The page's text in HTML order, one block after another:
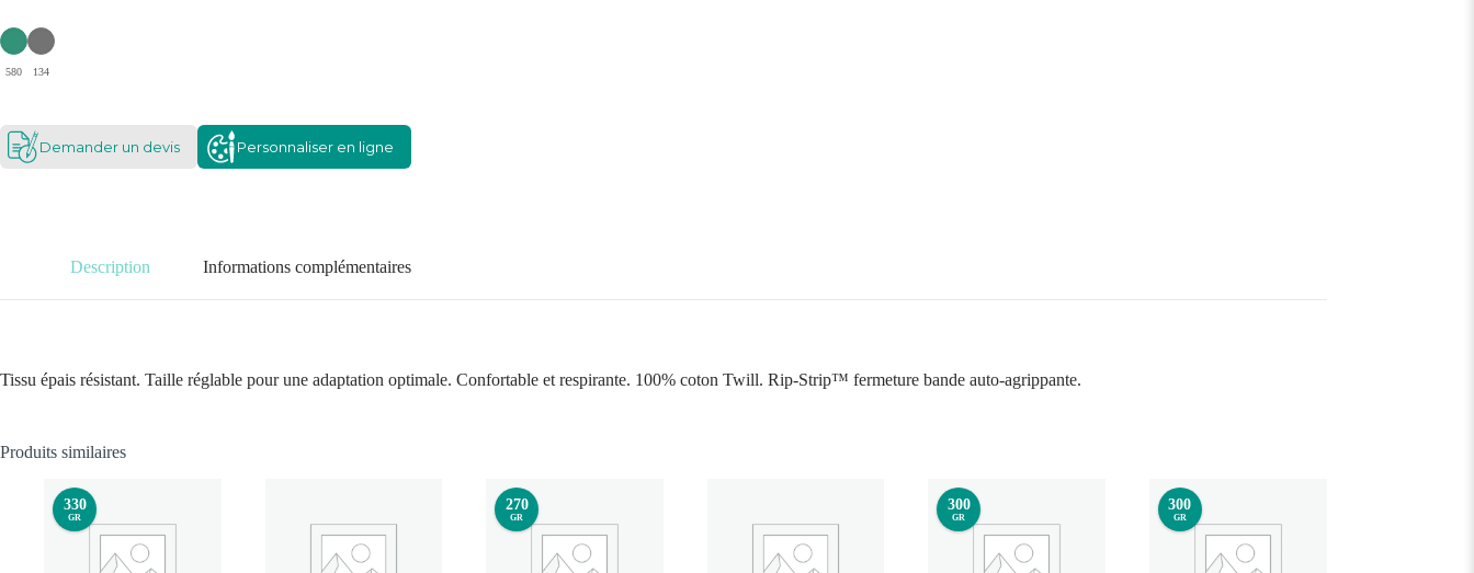
580 134
Demander un devis Personnaliser en ligne
Description Informations complémentaires
Tissu épais résistant. Taille réglable pour une adaptation optimale. Confortable et respirante. 100% coton Twill. Rip-Strip™ fermeture bande auto-agrippante.
Produits similaires
330
GR
270
GR
300
GR
300
GR